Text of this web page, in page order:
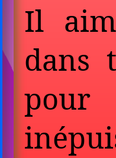
Il
dans
pour